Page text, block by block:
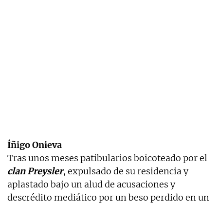
Íñigo Onieva
Tras unos meses patibularios boicoteado por el
clan Preysler, expulsado de su residencia y
aplastado bajo un alud de acusaciones y
descrédito mediático por un beso perdido en un